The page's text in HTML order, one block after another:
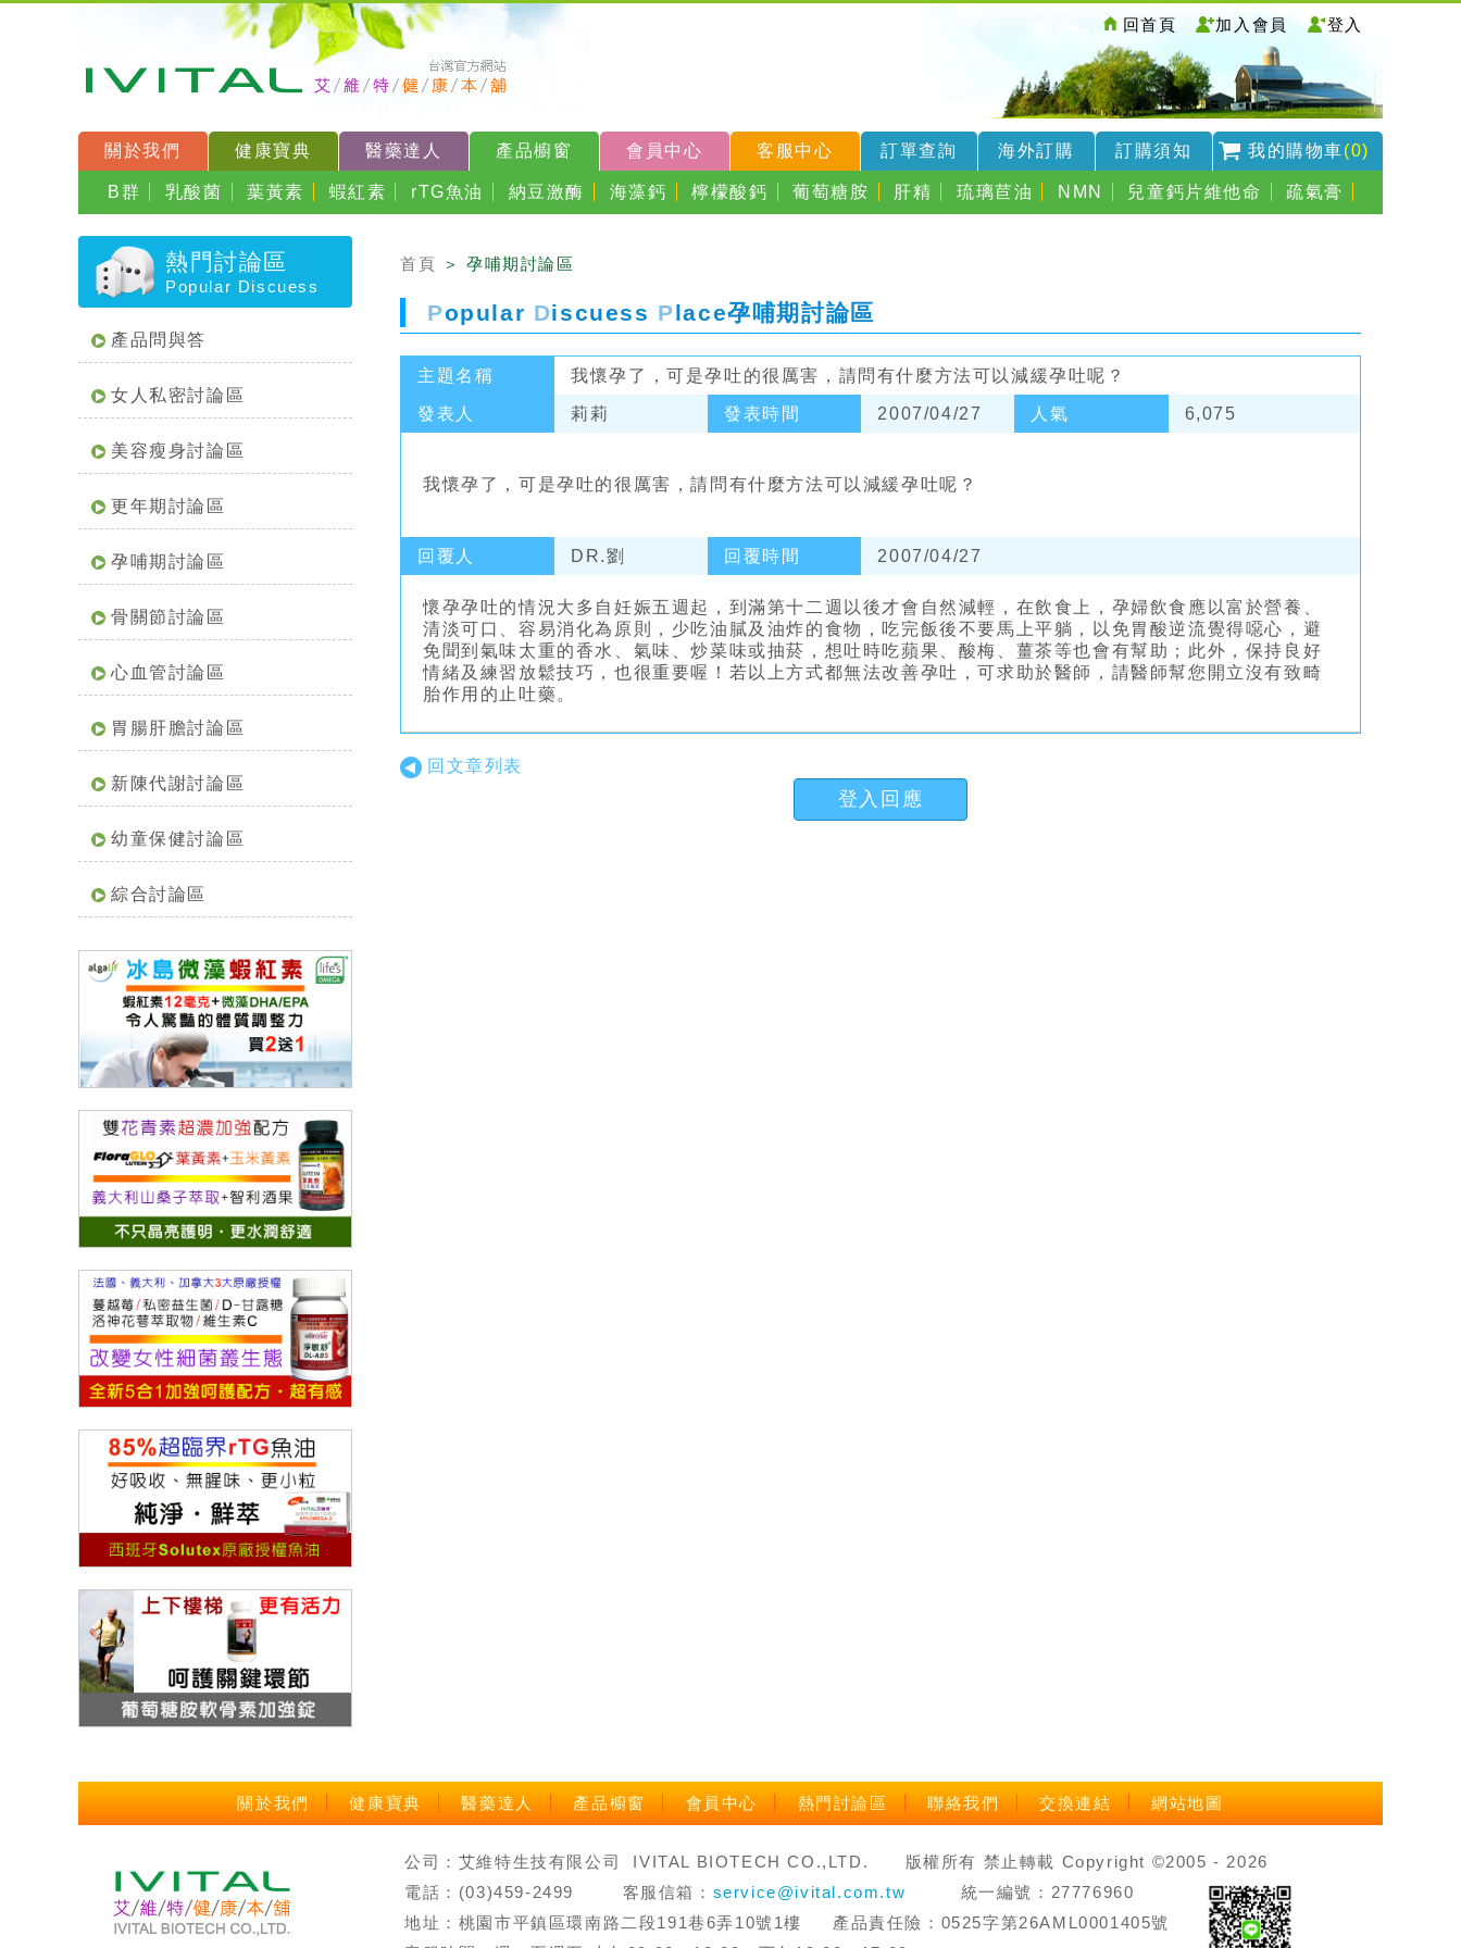
回首頁 加入會員 登入
關於我們 健康寶典 醫藥達人 產品櫥窗 會員中心 客服中心 訂單查詢 海外訂購 訂購須知 我的購物車(0)
B群 乳酸菌 葉黃素 蝦紅素 rTG魚油 納豆激酶 海藻鈣 檸檬酸鈣 葡萄糖胺 肝精 琉璃苣油 NMN 兒童鈣片維他命 疏氣膏
熱門討論區
Popular Discuess
產品問與答
女人私密討論區
美容瘦身討論區
更年期討論區
孕哺期討論區
骨關節討論區
心血管討論區
胃腸肝膽討論區
新陳代謝討論區
幼童保健討論區
綜合討論區
首頁 ＞ 孕哺期討論區
Popular Discuess Place孕哺期討論區
主題名稱 我懷孕了，可是孕吐的很厲害，請問有什麼方法可以減緩孕吐呢？
發表人 莉莉 發表時間 2007/04/27 人氣 6,075
我懷孕了，可是孕吐的很厲害，請問有什麼方法可以減緩孕吐呢？
回覆人 DR.劉 回覆時間 2007/04/27
懷孕孕吐的情況大多自妊娠五週起，到滿第十二週以後才會自然減輕，在飲食上，孕婦飲食應以富於營養、
清淡可口、容易消化為原則，少吃油膩及油炸的食物，吃完飯後不要馬上平躺，以免胃酸逆流覺得噁心，避
免聞到氣味太重的香水、氣味、炒菜味或抽菸，想吐時吃蘋果、酸梅、薑茶等也會有幫助；此外，保持良好
情緒及練習放鬆技巧，也很重要喔！若以上方式都無法改善孕吐，可求助於醫師，請醫師幫您開立沒有致畸
胎作用的止吐藥。
回文章列表
登入回應
關於我們 健康寶典 醫藥達人 產品櫥窗 會員中心 熱門討論區 聯絡我們 交換連結 網站地圖
公司：艾維特生技有限公司 IVITAL BIOTECH CO.,LTD. 版權所有 禁止轉載 Copyright ©2005 - 2026
電話：(03)459-2499 客服信箱： service@ivital.com.tw 統一編號：27776960
地址：桃園市平鎮區環南路二段191巷6弄10號1樓 產品責任險：0525字第26AML0001405號